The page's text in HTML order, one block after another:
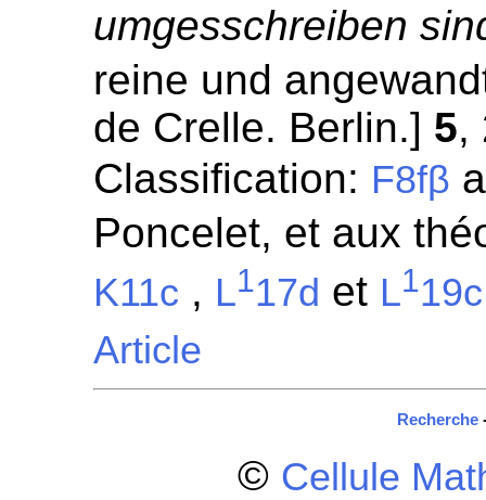
umgesschreiben
reine und
de Crelle. Berlin.] 5,
Classification: F8fβ
Poncelet, et aux
K11c , L117d et L119c
Article
Recherche
© Cellule